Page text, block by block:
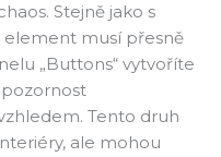
Stejně jako s
element musí přesně
„Buttons“ vytvoříte
Tento druh
ale mohou